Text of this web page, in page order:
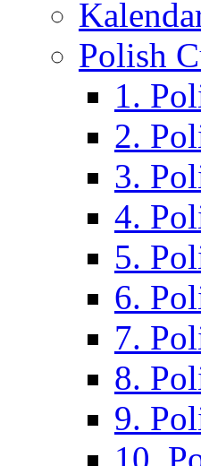
Polish
1.
2.
3.
4.
5.
6.
7.
8.
9.
10.